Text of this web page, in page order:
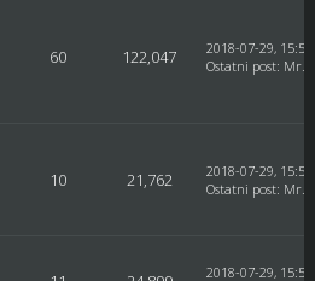
60 122,047
2018-07-29,
Ostatni post: Mr.
10 21,762
2018-07-29,
Ostatni post: Mr.
2018-07-29,